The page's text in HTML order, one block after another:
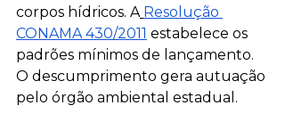
corpos hídricos. A Resolução
CONAMA 430/2011 estabelece os
padrões mínimos de lançamento.
O descumprimento gera autuação
pelo órgão ambiental estadual.